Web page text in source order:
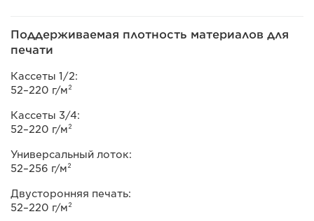
Поддерживаемая плотность материалов для
печати
Кассеты 1/2:
52–220 г/м²
Кассеты 3/4:
52–220 г/м²
Универсальный лоток:
52–256 г/м²
Двусторонняя печать:
52–220 г/м²